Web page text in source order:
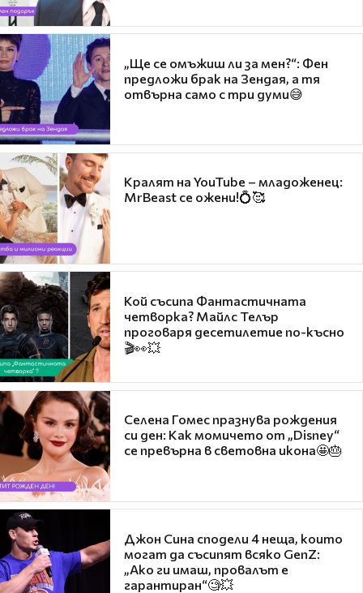
„Ще се омъжиш ли за мен?“: Фен
предложи брак на Зендая, а тя
отвърна само с три думи😅
Кралят на YouTube – младоженец:
MrBeast се ожени!💍🥰
Кой съсипа Фантастичната
четворка? Майлс Телър
проговаря десетилетие по-късно
🎬👀💥
Селена Гомес празнува рождения
си ден: Как момичето от „Disney“
се превърна в световна икона🤩🎂
Джон Сина сподели 4 неща, които
могат да съсипят всяко GenZ:
„Ако ги имаш, провалът е
гарантиран“🧐💥